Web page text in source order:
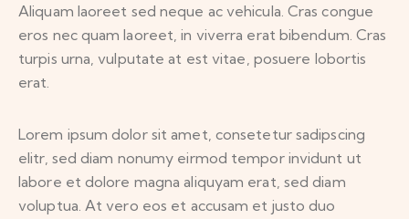
Aliquam laoreet sed neque ac vehicula. Cras congue
eros nec quam laoreet, in viverra erat bibendum. Cras
turpis urna, vulputate at est vitae, posuere lobortis
erat.
Lorem ipsum dolor sit amet, consetetur sadipscing
elitr, sed diam nonumy eirmod tempor invidunt ut
labore et dolore magna aliquyam erat, sed diam
voluptua. At vero eos et accusam et justo duo